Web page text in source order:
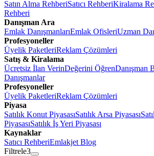
Satın Alma RehberiSatıcı RehberiKiralama
Rehberi
Danışman Ara
Emlak DanışmanlarıEmlak OfisleriUzman
Profesyoneller
Üyelik PaketleriReklam Çözümleri
Satış & Kiralama
Ücretsiz İlan VerinDeğerini ÖğrenDanışman
Danışmanlar
Profesyoneller
Üyelik PaketleriReklam Çözümleri
Piyasa
Satılık Konut PiyasasıSatılık Arsa Piyasası
PiyasasıSatılık İş Yeri Piyasası
Kaynaklar
Satıcı RehberiEmlakjet Blog
Filtrele3